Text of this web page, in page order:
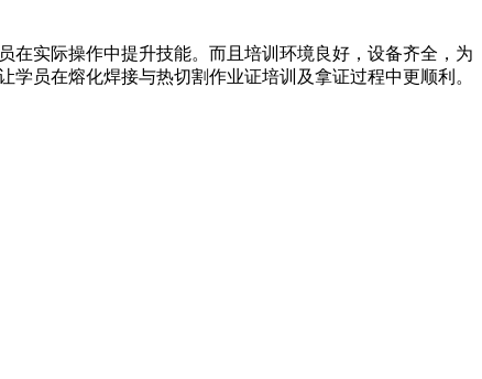
在实际操作中提升技能。而且培训环境良好，设备齐全，为
员在熔化焊接与热切割作业证培训及拿证过程中更顺利。